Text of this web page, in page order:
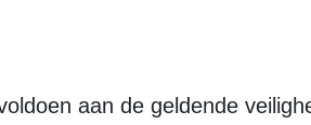
aan de geldende